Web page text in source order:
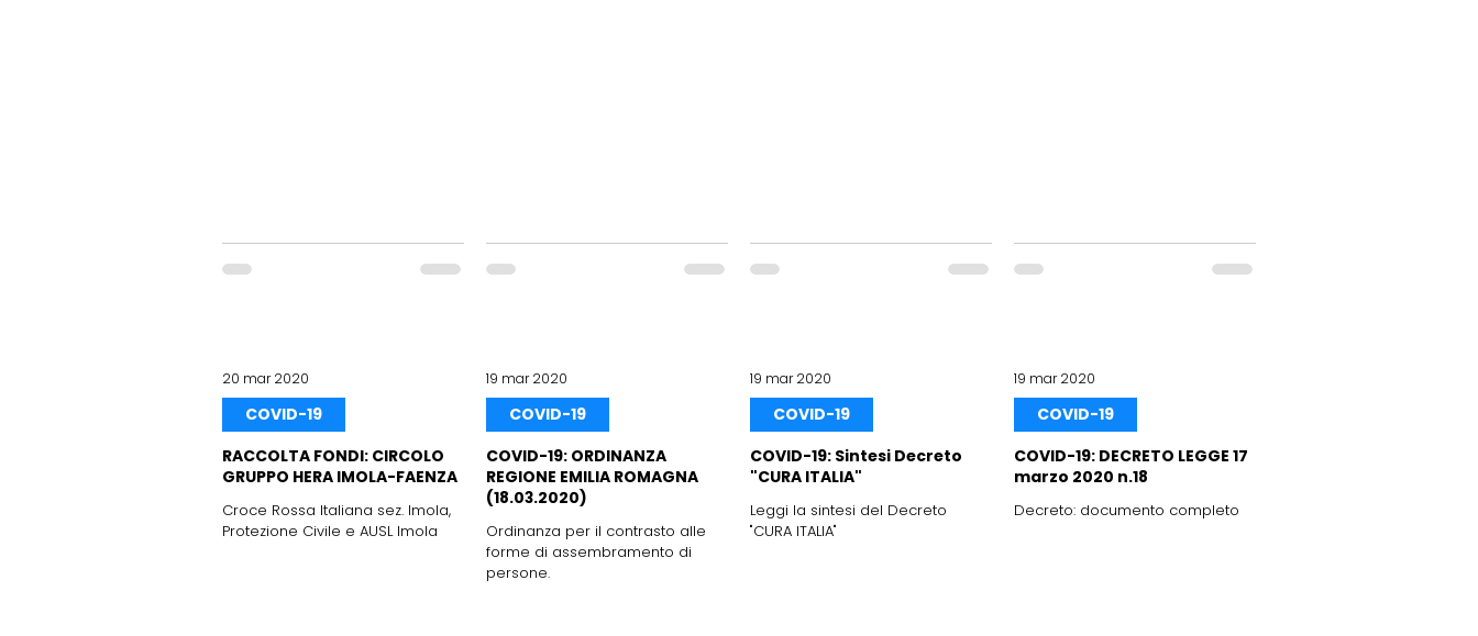
RACCOLTA FONDI: CIRCOLO
GRUPPO HERA IMOLA-FAENZA
Croce Rossa Italiana sez. Imola,
Protezione Civile e AUSL Imola
COVID-19
20 mar 2020
COVID-19: ORDINANZA
REGIONE EMILIA ROMAGNA
(18.03.2020)
Ordinanza per il contrasto alle
forme di assembramento di
persone.
COVID-19
19 mar 2020
COVID-19: Sintesi Decreto
"CURA ITALIA"
Leggi la sintesi del Decreto
"CURA ITALIA"
COVID-19
19 mar 2020
COVID-19: DECRETO LEGGE 17
marzo 2020 n.18
Decreto: documento completo
COVID-19
19 mar 2020